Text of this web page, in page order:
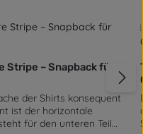
Stripe – Snapback für
der Shirts konsequent
ist der horizontale
für den unteren Teil